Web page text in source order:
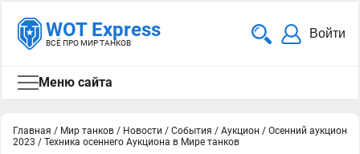
WOT Express
ВСЁ ПРО МИР ТАНКОВ
Войти
Меню сайта
Главная / Мир танков / Новости / События / Аукцион / Осенний аукцион
2023 / Техника осеннего Аукциона в Мире танков